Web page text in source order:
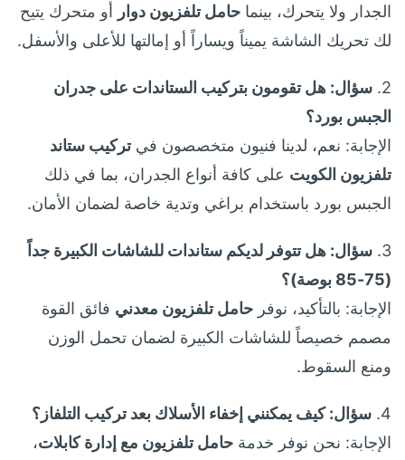
الجدار ولا يتحرك، بينما حامل تلفزيون دوار أو متحرك يتيح
لك تحريك الشاشة يميناً ويساراً أو إمالتها للأعلى والأسفل.
2. سؤال: هل تقومون بتركيب الستاندات على جدران
الجبس بورد؟
الإجابة: نعم، لدينا فنيون متخصصون فيتركيب ستاند
تلفزيون الكويت على كافة أنواع الجدران، بما في ذلك
الجبس بورد باستخدام براغي وتدية خاصة لضمان الأمان.
3. سؤال: هل تتوفر لديكم ستاندات للشاشات الكبيرة جداً
(75-85 بوصة)؟
الإجابة: بالتأكيد، نوفر حامل تلفزيون معدني فائق القوة
مصمم خصيصاً للشاشات الكبيرة لضمان تحمل الوزن
ومنع السقوط.
4. سؤال: كيف يمكنني إخفاء الأسلاك بعد تركيب التلفاز؟
الإجابة: نحن نوفر خدمة حامل تلفزيون مع إدارة كابلات،